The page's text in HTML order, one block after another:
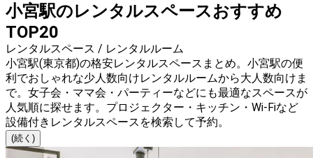
小宮駅のレンタルスペースおすすめ
TOP20
レンタルスペース / レンタルルーム
小宮駅(東京都)の格安レンタルスペースまとめ。小宮駅の便
利でおしゃれな少人数向けレンタルルームから大人数向けま
で。女子会・ママ会・パーティーなどにも最適なスペースが
人気順に探せます。プロジェクター・キッチン・Wi-Fiなど
設備付きレンタルスペースを検索して予約。
(続く)